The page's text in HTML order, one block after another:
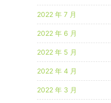
2022 年 7 月
2022 年 6 月
2022 年 5 月
2022 年 4 月
2022 年 3 月